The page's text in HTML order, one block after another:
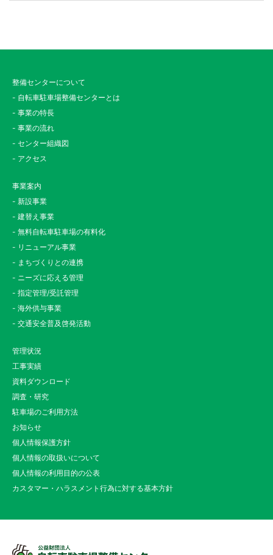
整備センターについて
- 自転車駐車場整備センターとは
- 事業の特長
- 事業の流れ
- センター組織図
- アクセス
事業案内
- 新設事業
- 建替え事業
- 無料自転車駐車場の有料化
- リニューアル事業
- まちづくりとの連携
- ニーズに応える管理
- 指定管理/受託管理
- 海外供与事業
- 交通安全普及啓発活動
管理状況
工事実績
資料ダウンロード
調査・研究
駐車場のご利用方法
お知らせ
個人情報保護方針
個人情報の取扱いについて
個人情報の利用目的の公表
カスタマー・ハラスメント行為に対する基本方針